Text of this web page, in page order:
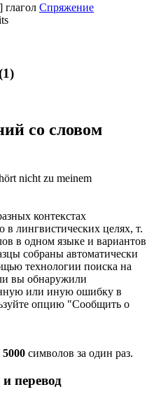
глагол Спряжение
со словом
nicht zu meinem
контекстах
в лингвистических целях, т.
в одном языке и вариантов
собраны автоматически
технологии поиска на
вы обнаружили
или иную ошибку в
опцию "Сообщить о
5000 символов за один раз.
перевод